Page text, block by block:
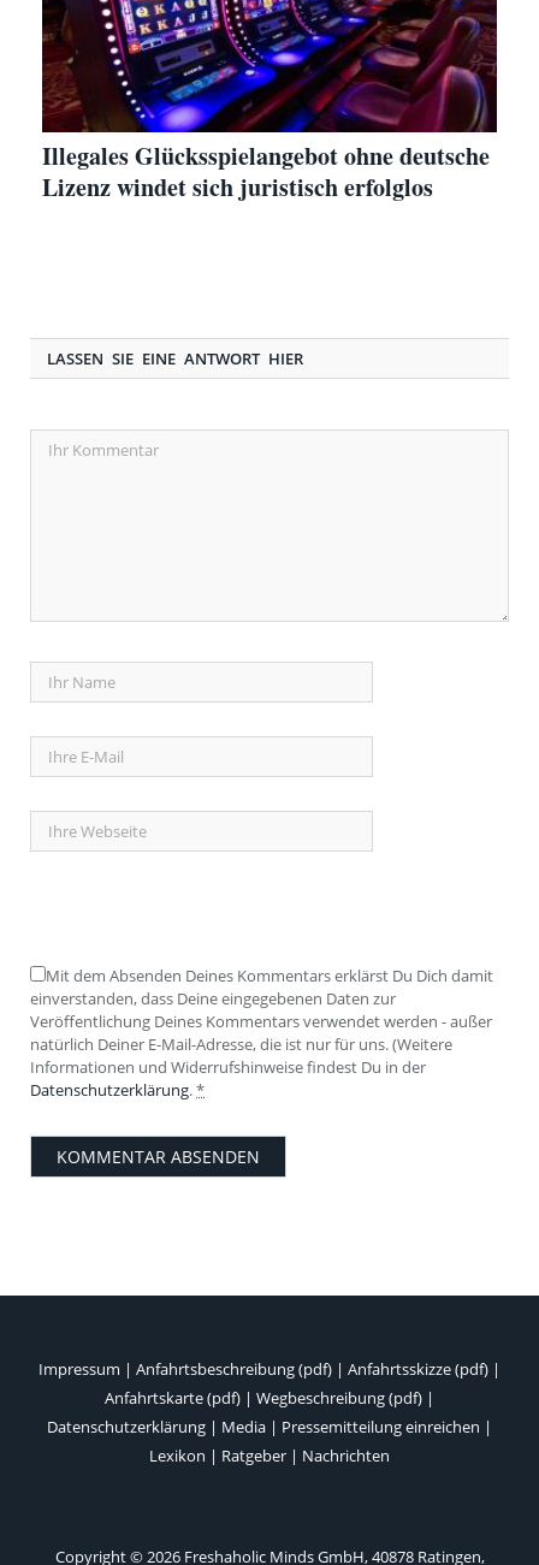
Illegales Glücksspielangebot ohne deutsche
Lizenz windet sich juristisch erfolglos
LASSEN SIE EINE ANTWORT HIER
Mit dem Absenden Deines Kommentars erklärst Du Dich damit
einverstanden, dass Deine eingegebenen Daten zur
Veröffentlichung Deines Kommentars verwendet werden - außer
natürlich Deiner E-Mail-Adresse, die ist nur für uns. (Weitere
Informationen und Widerrufshinweise findest Du in der
Datenschutzerklärung.*
Impressum | Anfahrtsbeschreibung (pdf) | Anfahrtsskizze (pdf) |
Anfahrtskarte (pdf) | Wegbeschreibung (pdf) |
Datenschutzerklärung | Media | Pressemitteilung einreichen |
Lexikon | Ratgeber | Nachrichten
Copyright © 2026 Freshaholic Minds GmbH, 40878 Ratingen,